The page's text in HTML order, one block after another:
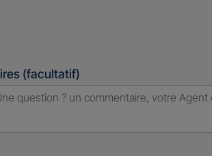
(facultatif)